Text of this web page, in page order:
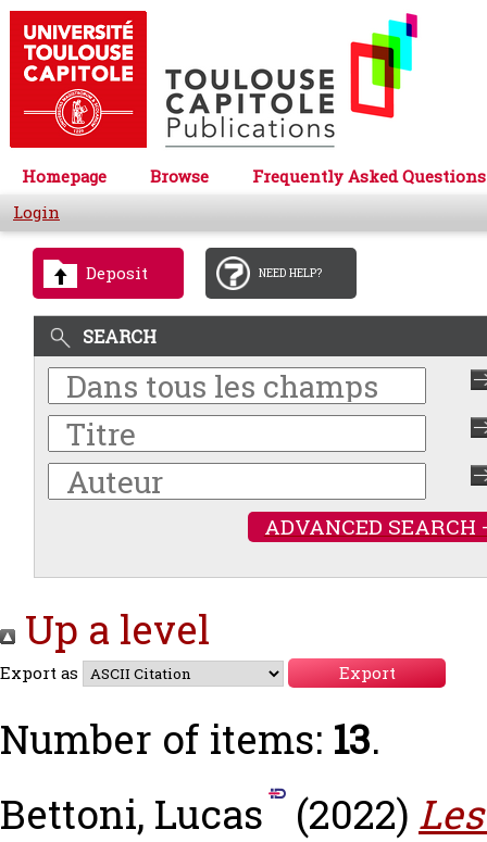
Homepage Browse
Frequently Asked Questions
Login
Deposit NEED HELP?
SEARCH
ADVANCED SEARCH
Up a level
Export as
Number of items: 13.
Bettoni, Lucas
(2022)